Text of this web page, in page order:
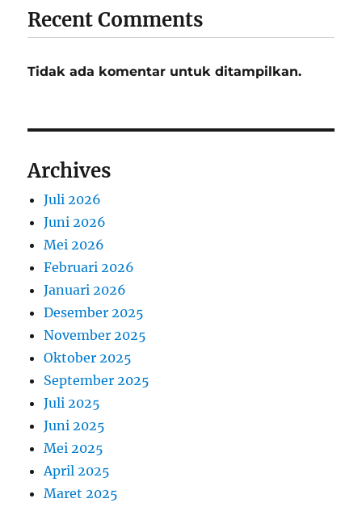
Recent Comments
Tidak ada komentar untuk ditampilkan.
Archives
Juli 2026
Juni 2026
Mei 2026
Februari 2026
Januari 2026
Desember 2025
November 2025
Oktober 2025
September 2025
Juli 2025
Juni 2025
Mei 2025
April 2025
Maret 2025